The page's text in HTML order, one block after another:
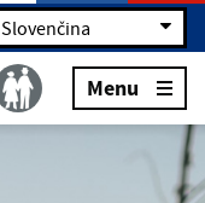
Slovenčina
Menu